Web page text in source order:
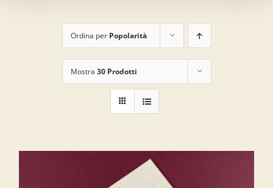
Ordina per Popolarità
Mostra 30 Prodotti